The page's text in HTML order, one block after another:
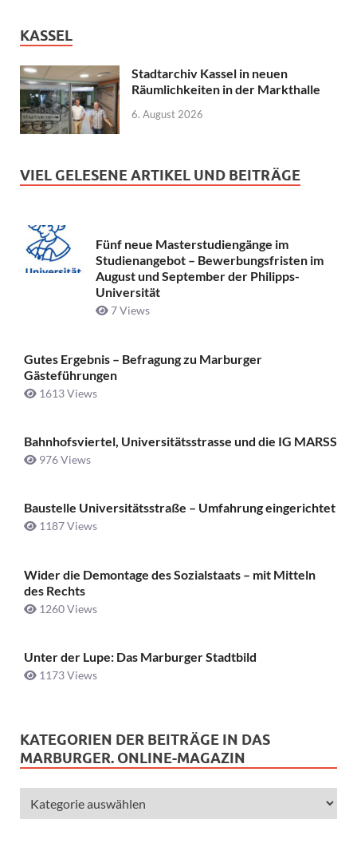
KASSEL
Stadtarchiv Kassel in neuen
Räumlichkeiten in der Markthalle
6. August 2026
VIEL GELESENE ARTIKEL UND BEITRÄGE
Fünf neue Masterstudiengänge im
Studienangebot – Bewerbungsfristen im
August und September der Philipps-
Universität
7 Views
Gutes Ergebnis – Befragung zu Marburger
Gästeführungen
1613 Views
Bahnhofsviertel, Universitätsstrasse und die IG MARSS
976 Views
Baustelle Universitätsstraße ­– Umfahrung eingerichtet
1187 Views
Wider die Demontage des Sozialstaats – mit Mitteln
des Rechts
1260 Views
Unter der Lupe: Das Marburger Stadtbild
1173 Views
KATEGORIEN DER BEITRÄGE IN DAS
MARBURGER. ONLINE-MAGAZIN